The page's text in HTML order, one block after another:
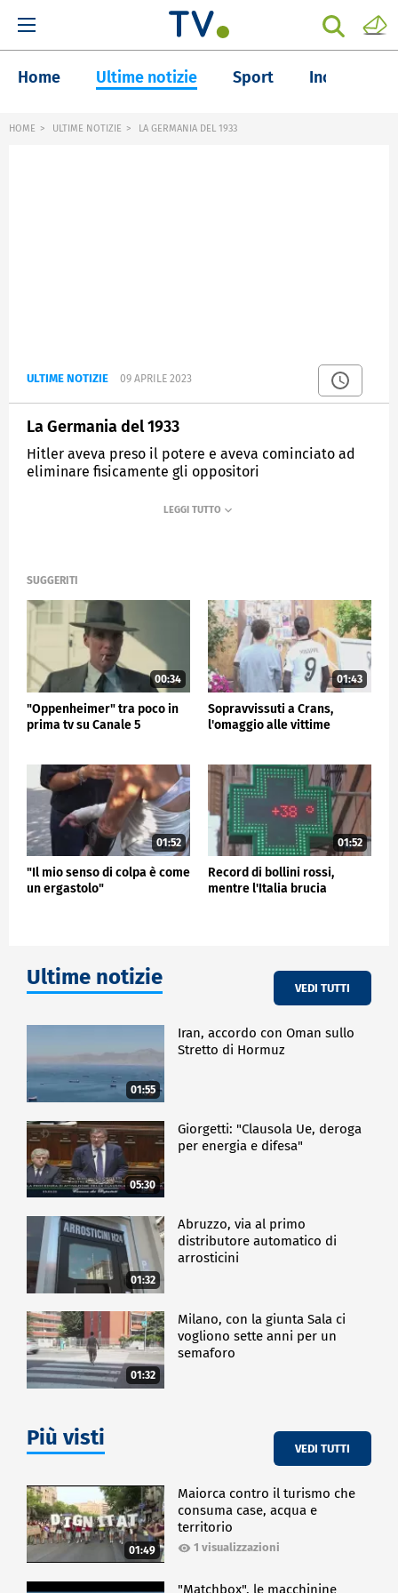
Home Ultime notizie Sport Inchieste
HOME ULTIME NOTIZIE LA GERMANIA DEL 1933
ULTIME NOTIZIE 09 APRILE 2023
La Germania del 1933
Hitler aveva preso il potere e aveva cominciato ad
eliminare fisicamente gli oppositori
SUGGERITI
00:34
"Oppenheimer" tra poco in
prima tv su Canale 5
01:43
Sopravvissuti a Crans,
l'omaggio alle vittime
01:52
"Il mio senso di colpa è come
un ergastolo"
01:52
Record di bollini rossi,
mentre l'Italia brucia
Ultime notizie VEDI TUTTI
01:55
Iran, accordo con Oman sullo
Stretto di Hormuz
05:30
Giorgetti: "Clausola Ue, deroga
per energia e difesa"
01:32
Abruzzo, via al primo
distributore automatico di
arrosticini
01:32
Milano, con la giunta Sala ci
vogliono sette anni per un
semaforo
Più visti VEDI TUTTI
01:49
Maiorca contro il turismo che
consuma case, acqua e
territorio
1 visualizzazioni
"Matchbox", le macchinine